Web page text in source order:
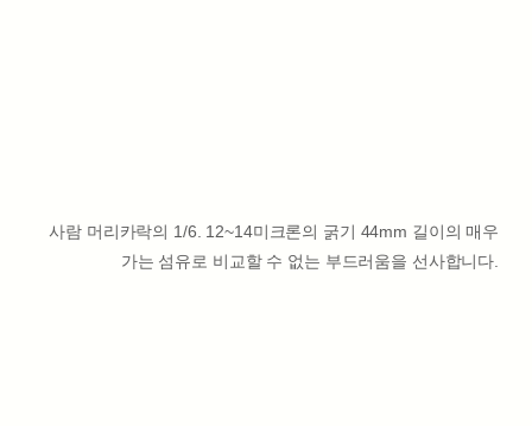
사람 머리카락의 1/6. 12~14미크론의 굵기 44mm 길이의 매우
가는 섬유로 비교할 수 없는 부드러움을 선사합니다.